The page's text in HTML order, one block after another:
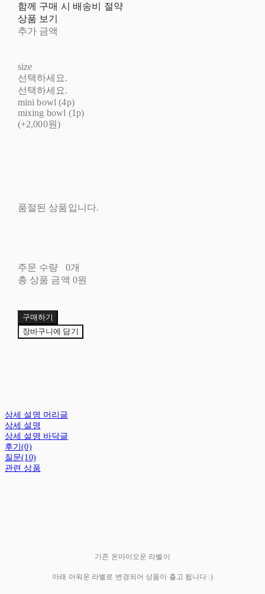
함께 구매 시 배송비 절약
상품 보기
추가 금액
size
선택하세요.
선택하세요.
mini bowl (4p)
mixing bowl (1p)
(+2,000원)
품절된 상품입니다.
주문 수량
0개
총 상품 금액 0원
구매하기
장바구니에 담기
상세 설명 머리글
상세 설명
상세 설명 바닥글
후기(0)
질문(10)
관련 상품
기존 온마이오운 라벨이
아래 아워운 라벨로 변경되어 상품이 출고 됩니다 :)